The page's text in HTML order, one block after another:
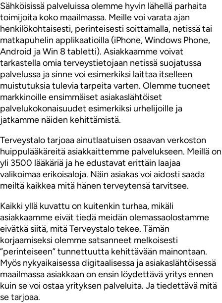
Sähköisissä palveluissa olemme hyvin lähellä parhaita
toimijoita koko maailmassa. Meille voi varata ajan
henkilökohtaisesti, perinteisesti soittamalla, netissä tai
matkapuhelin applikaatioilla (iPhone, Windows Phone,
Android ja Win 8 tabletti). Asiakkaamme voivat
tarkastella omia terveystietojaan netissä suojatussa
palvelussa ja sinne voi esimerkiksi laittaa itselleen
muistutuksia tulevia tarpeita varten. Olemme tuoneet
markkinoille ensimmäiset asiakaslähtöiset
palvelukokonaisuudet esimerkiksi urhelijoille ja
jatkamme näiden kehittämistä.
Terveystalo tarjoaa ainutlaatuisen osaavan verkoston
huippulääkäreitä asiakkaittemme palvelukseen. Meillä on
yli 3500 lääkäriä ja he edustavat erittäin laajaa
valikoimaa erikoisaloja. Näin asiakas voi aidosti saada
meiltä kaikkea mitä hänen terveytensä tarvitsee.
Kaikki yllä kuvattu on kuitenkin turhaa, mikäli
asiakkaamme eivät tiedä meidän olemassaolostamme
eivätkä siitä, mitä Terveystalo tekee. Tämän
korjaamiseksi olemme satsanneet melkoisesti
”perinteiseen” tunnettuutta kehittävään mainontaan.
Myös nykyaikaisessa digitaalisessa ja asiakaslähtöisessä
maailmassa asiakkaan on ensin löydettävä yritys ennen
kuin se voi ostaa yrityksen palveluita. Ja tiedettävä mitä
se tarjoaa.